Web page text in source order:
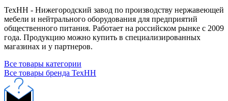
ТехНН - Нижегородский завод по производству нержавеющей
мебели и нейтрального оборудования для предприятий
общественного питания. Работает на российском рынке с 2009
года. Продукцию можно купить в специализированных
магазинах и у партнеров.
Все товары категории
Все товары бренда ТехНН